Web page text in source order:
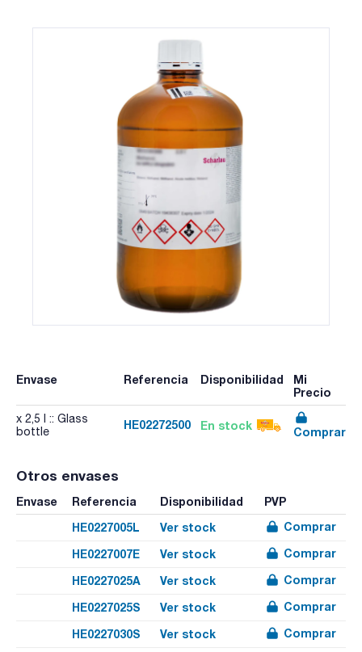
Envase Referencia Disponibilidad
Mi
Precio
x 2,5 l :: Glass
bottle
HE02272500 En stock Comprar
Otros envases
Envase Referencia Disponibilidad
PVP
HE0227005L
Ver stock
Comprar
HE0227007E
Ver stock
Comprar
HE0227025A
Ver stock
Comprar
HE0227025S
Ver stock
Comprar
HE0227030S
Ver stock
Comprar